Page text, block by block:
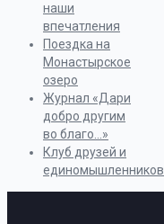
наши
впечатления
Поездка на
Монастырское
озеро
Журнал «Дари
добро другим
во благо…»
Клуб друзей и
единомышленников